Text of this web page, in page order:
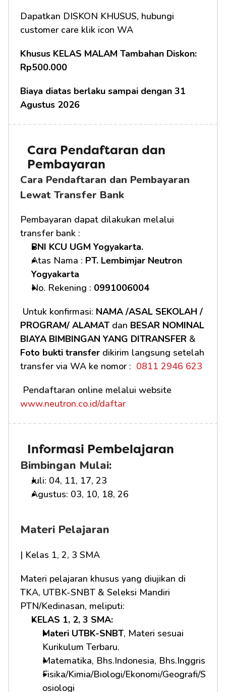
Dapatkan DISKON KHUSUS, hubungi
customer care klik icon WA
Khusus KELAS MALAM Tambahan Diskon:
Rp500.000
Biaya diatas berlaku sampai dengan 31
Agustus 2026
Cara Pendaftaran dan
Pembayaran
Cara Pendaftaran dan Pembayaran
Lewat Transfer Bank
Pembayaran dapat dilakukan melalui
transfer bank :
BNI KCU UGM Yogyakarta.
Atas Nama : PT. Lembimjar Neutron
Yogyakarta
No. Rekening : 0991006004
Untuk konfirmasi: NAMA /ASAL SEKOLAH /
PROGRAM/ ALAMAT dan BESAR NOMINAL
BIAYA BIMBINGAN YANG DITRANSFER
Foto bukti transfer dikirim langsung setelah
transfer via WA ke nomor : 0811 2946 623
www.neutron.co.id/daftar
Informasi Pembelajaran
Bimbingan Mulai:
Juli: 04, 11, 17, 23
Agustus: 03, 10, 18, 26
Materi Pelajaran
| Kelas 1, 2, 3 SMA
Materi pelajaran khusus yang diujikan di
TKA, UTBK-SNBT & Seleksi Mandiri
PTN/Kedinasan, meliputi:
KELAS 1, 2, 3 SMA:
Materi UTBK-SNBT, Materi sesuai
Kurikulum Terbaru.
Matematika, Bhs.Indonesia, Bhs.Inggris
Fisika/Kimia/Biologi/Ekonomi/Geografi/S
osiologi